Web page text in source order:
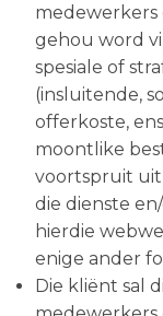
medewerkers
gehou word
spesiale of
(insluitende,
offerkoste,
moontlike
voortspruit uit
die dienste
hierdie
enige ander
Die kliënt sal